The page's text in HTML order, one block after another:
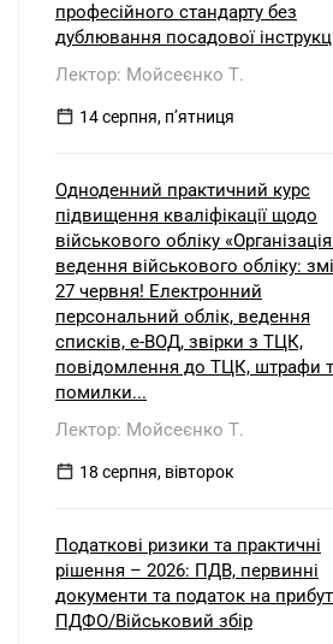
професійного стандарту без
дублювання посадової
Лектор: Мойсеєнко Т.
14 серпня, пʼятниця
Одноденний практичний курс
підвищення кваліфікації щодо
військового обліку
ведення військового обліку:
27 червня! Електронний
персональний облік, ведення
списків, е-ВОД, звірки з ТЦК,
повідомлення до ТЦК, штрафи
помилки...
Лектор: Мойсеєнко Т.
18 серпня, вівторок
Податкові ризики та практичні
рішення – 2026: ПДВ, первинні
документи та податок на
ПДФО/Військовий збір